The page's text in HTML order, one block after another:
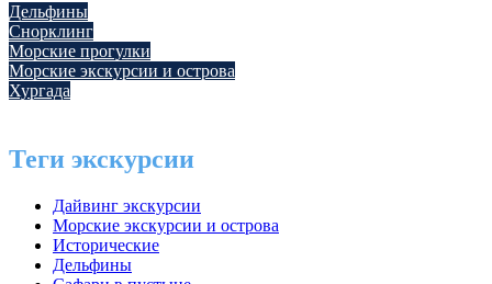
Дельфины
Снорклинг
Морские прогулки
Морские экскурсии и острова
Хургада
Теги экскурсии
Дайвинг экскурсии
Морские экскурсии и острова
Исторические
Дельфины